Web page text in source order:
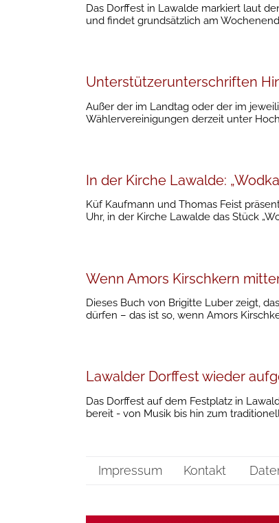
Das Dorffest in Lawalde markiert laut
und findet grundsätzlich am
Unterstützerunterschriften
Außer der im Landtag oder der im
Wählervereinigungen derzeit unter
In der Kirche Lawalde:
Küf Kaufmann und Thomas Feist
Uhr, in der Kirche Lawalde das Stück
Wenn Amors Kirschkern
Dieses Buch von Brigitte Luber zeigt,
dürfen – das ist so, wenn Amors
Lawalder Dorffest wieder
Das Dorffest auf dem Festplatz in
bereit - von Musik bis hin zum
Impressum Kontakt